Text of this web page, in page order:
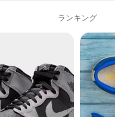
ランキング